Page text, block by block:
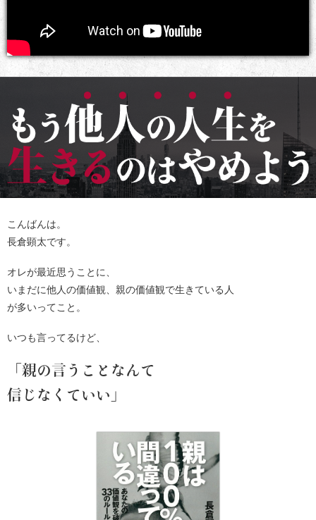
こんばんは。
長倉顕太です。
オレが最近思うことに、
いまだに他人の価値観、親の価値観で生きている人
が多いってこと。
いつも言ってるけど、
「親の言うことなんて
信じなくていい」